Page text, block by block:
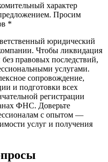
характер
Просим
*
юридический
Чтобы ликвидация
правовых последствий,
услугами.
сопровождение,
и подготовки всех
регистрации
ФНС. Доверьте
с опытом —
услуг и получения